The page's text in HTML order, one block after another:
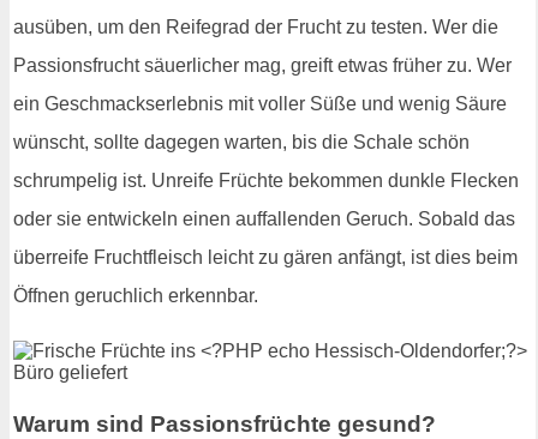
ausüben, um den Reifegrad der Frucht zu testen. Wer die
Passionsfrucht säuerlicher mag, greift etwas früher zu. Wer
ein Geschmackserlebnis mit voller Süße und wenig Säure
wünscht, sollte dagegen warten, bis die Schale schön
schrumpelig ist. Unreife Früchte bekommen dunkle Flecken
oder sie entwickeln einen auffallenden Geruch. Sobald das
überreife Fruchtfleisch leicht zu gären anfängt, ist dies beim
Öffnen geruchlich erkennbar.
Warum sind Passionsfrüchte gesund?